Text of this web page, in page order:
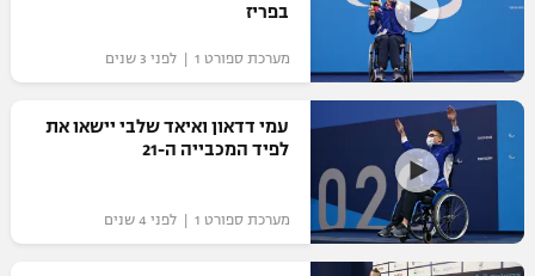
בפריז
מערכת ספורט 1 | לפני 3 שנים
עמי דדאון ואיאד שלבי יישאו את
לפיד המכבייה ה-21
מערכת ספורט 1 | לפני 4 שנים